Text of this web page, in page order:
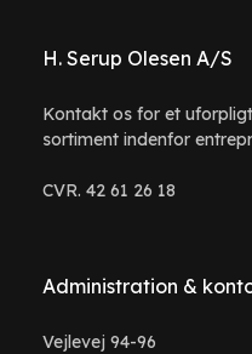
H. Serup Olesen A/S
Kontakt os for et
sortiment indenfor
CVR. 42 61 26 18
Administration &
Vejlevej 94-96